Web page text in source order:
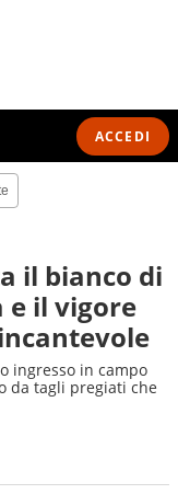
ACCEDI
il bianco di
e il vigore
ingresso in campo
da tagli pregiati che